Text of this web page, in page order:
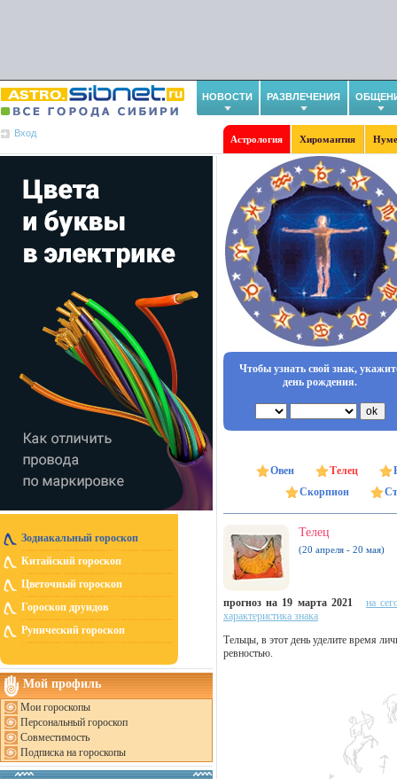
НОВОСТИ РАЗВЛЕЧЕНИЯ
Вход
Астрология Хиромантия
Зодиакальный гороскоп
Китайский гороскоп
Цветочный гороскоп
Гороскоп друидов
Рунический гороскоп
Мой профиль
Мои гороскопы
Персональный гороскоп
Совместимость
Подписка на гороскопы
Чтобы узнать свой знак,
день рождения.
Овен Телец
Скорпион
Телец
(20 апреля - 20 мая)
прогноз на 19 марта 2021
на
характеристика знака
Тельцы, в этот день уделите время
ревностью.